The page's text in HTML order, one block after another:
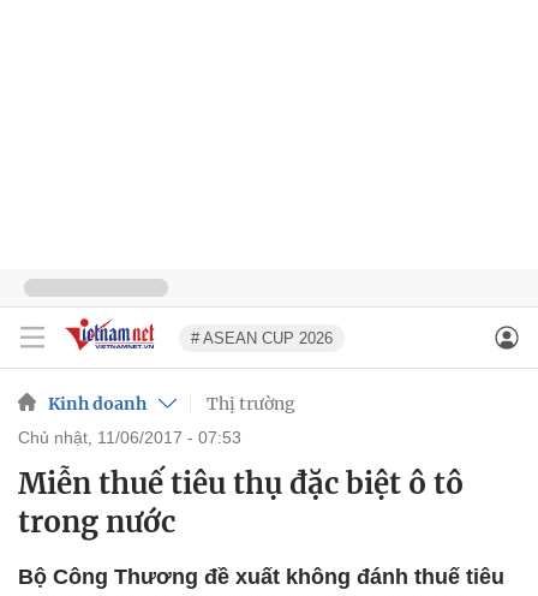
# ASEAN CUP 2026
Kinh doanh Thị trường
chủ nhật, 11/06/2017 - 07:53
Miễn thuế tiêu thụ đặc biệt ô tô
trong nước
Bộ Công Thương đề xuất không đánh thuế tiêu